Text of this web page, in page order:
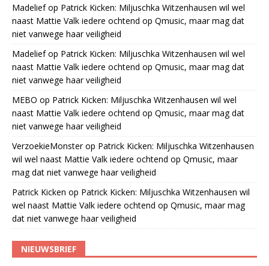
Madeliefop Patrick Kicken: Miljuschka Witzenhausen wil wel
naast Mattie Valk iedere ochtend op Qmusic, maar mag dat
niet vanwege haar veiligheid
Madeliefop Patrick Kicken: Miljuschka Witzenhausen wil wel
naast Mattie Valk iedere ochtend op Qmusic, maar mag dat
niet vanwege haar veiligheid
MEBO op Patrick Kicken: Miljuschka Witzenhausen wil wel
naast Mattie Valk iedere ochtend op Qmusic, maar mag dat
niet vanwege haar veiligheid
VerzoekieMonsterop Patrick Kicken: Miljuschka Witzenhausen
wil wel naast Mattie Valk iedere ochtend op Qmusic, maar
mag dat niet vanwege haar veiligheid
Patrick Kicken op Patrick Kicken: Miljuschka Witzenhausen wil
wel naast Mattie Valk iedere ochtend op Qmusic, maar mag
dat niet vanwege haar veiligheid
NIEUWSBRIEF